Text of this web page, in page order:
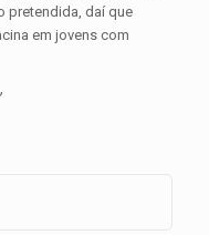
pretendida, daí que
em jovens com